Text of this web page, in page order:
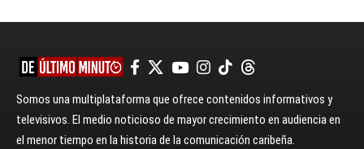
Somos una multiplataforma que ofrece contenidos informativos y
televisivos. El medio noticioso de mayor crecimiento en audiencia en
el menor tiempo en la historia de la comunicación caribeña.